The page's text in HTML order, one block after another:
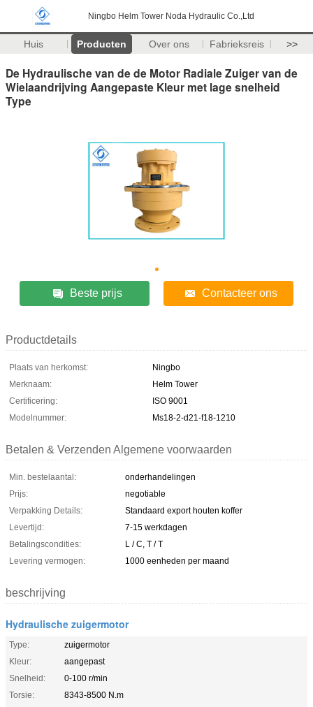
Ningbo Helm Tower Noda Hydraulic Co.,Ltd
Huis Producten Over ons Fabrieksreis >>
De Hydraulische van de de Motor Radiale Zuiger van de
Wielaandrijving Aangepaste Kleur met lage snelheid
Type
Beste prijs Contacteer ons
Productdetails
Plaats van herkomst:
Ningbo
Merknaam:
Helm Tower
Certificering:
ISO 9001
Modelnummer:
Ms18-2-d21-f18-1210
Betalen & Verzenden Algemene voorwaarden
Min. bestelaantal:
onderhandelingen
Prijs:
negotiable
Verpakking Details:
Standaard export houten koffer
Levertijd:
7-15 werkdagen
Betalingscondities:
L / C, T / T
Levering vermogen:
1000 eenheden per maand
beschrijving
Hydraulische zuigermotor
Type:
zuigermotor
Kleur:
aangepast
Snelheid:
0-100 r/min
Torsie:
8343-8500 N.m